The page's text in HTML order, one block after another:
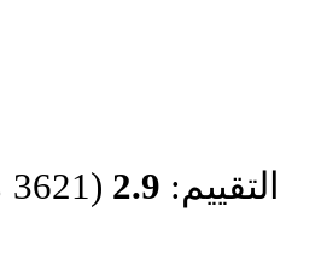
التقييم: 2.9 (3621 مرات التقييم)